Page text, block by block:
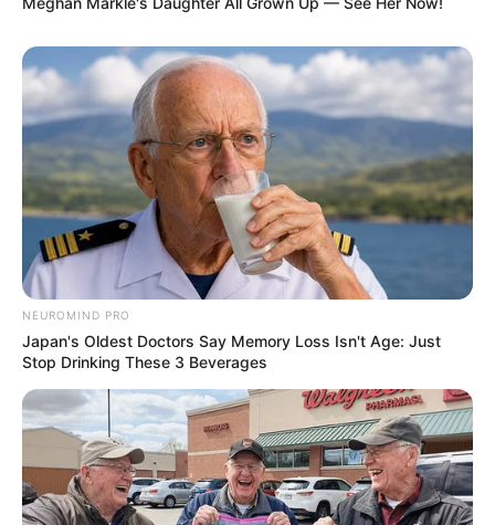
NEUROMIND PRO
Japan's Oldest Doctors Say Memory Loss Isn't Age: Just
Stop Drinking These 3 Beverages